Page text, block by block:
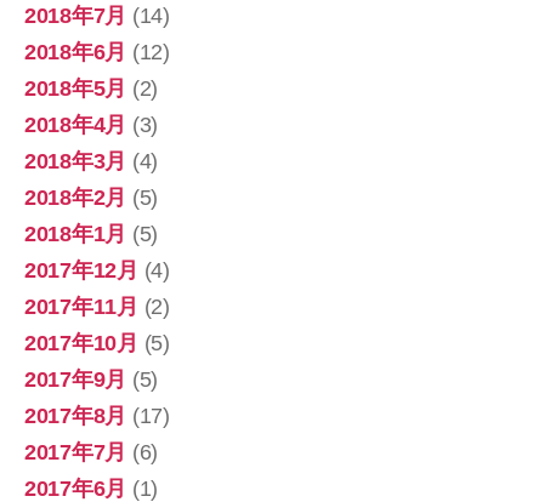
2018年7月 (14)
2018年6月 (12)
2018年5月 (2)
2018年4月 (3)
2018年3月 (4)
2018年2月 (5)
2018年1月 (5)
2017年12月 (4)
2017年11月 (2)
2017年10月 (5)
2017年9月 (5)
2017年8月 (17)
2017年7月 (6)
2017年6月 (1)